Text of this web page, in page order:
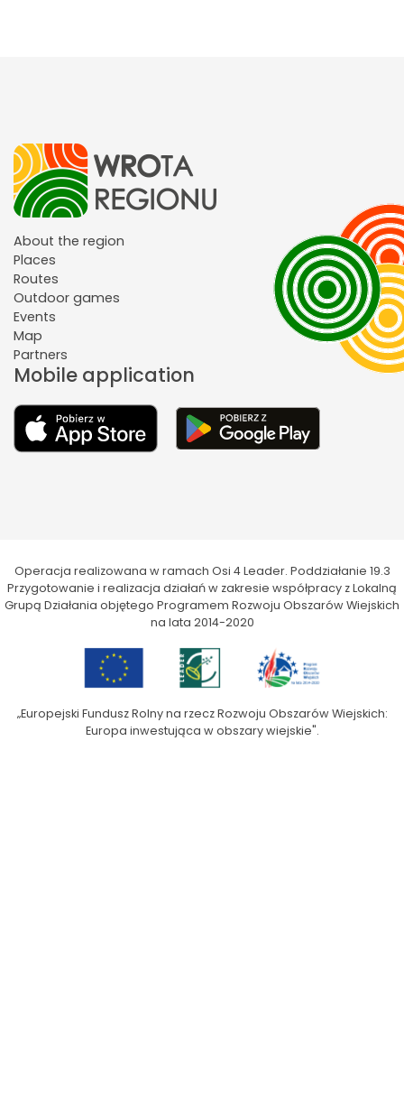
About the region
Places
Routes
Outdoor games
Events
Map
Partners
Mobile application
Operacja realizowana w ramach Osi 4 Leader. Poddziałanie 19.3
Przygotowanie i realizacja działań w zakresie współpracy z Lokalną
Grupą Działania objętego Programem Rozwoju Obszarów Wiejskich
na lata 2014-2020
„Europejski Fundusz Rolny na rzecz Rozwoju Obszarów Wiejskich:
Europa inwestująca w obszary wiejskie".